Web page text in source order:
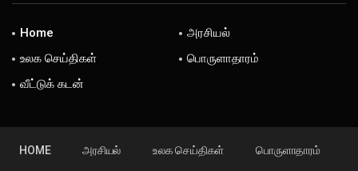
Home
அரசியல்
உலக செய்திகள்
பொருளாதாரம்
வீட்டுக் கடன்
HOME அரசியல் உலக செய்திகள் பொருளாதாரம்